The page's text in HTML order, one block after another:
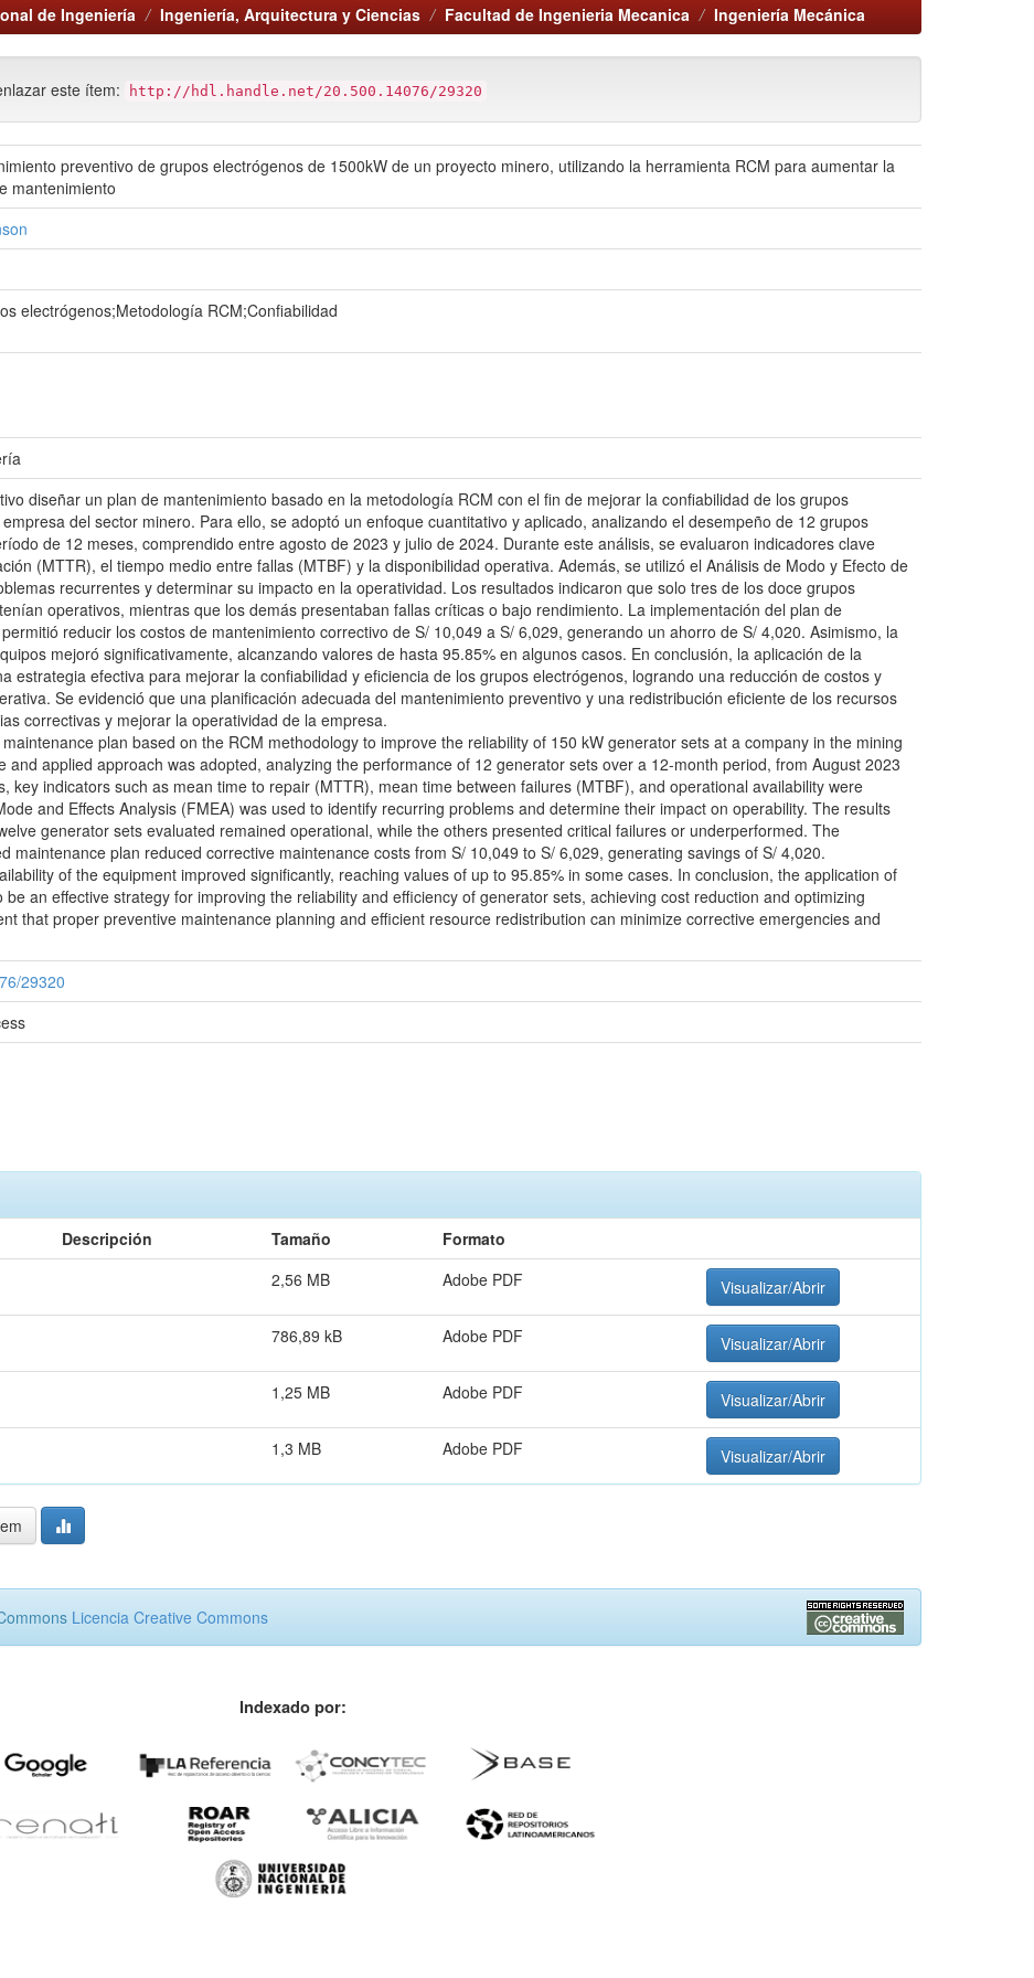
de Ingeniería Ingeniería, Arquitectura y Ciencias Facultad de Ingenieria Mecanica Ingeniería Mecánica
este ítem: http://hdl.handle.net/20.500.14076/29320
preventivo de grupos electrógenos de 1500kW de un proyecto minero, utilizando la herramienta RCM para aumentar la
mantenimiento
electrógenos;Metodología RCM;Confiabilidad
diseñar un plan de mantenimiento basado en la metodología RCM con el fin de mejorar la confiabilidad de los grupos
del sector minero. Para ello, se adoptó un enfoque cuantitativo y aplicado, analizando el desempeño de 12 grupos
de 12 meses, comprendido entre agosto de 2023 y julio de 2024. Durante este análisis, se evaluaron indicadores clave
(MTTR), el tiempo medio entre fallas (MTBF) y la disponibilidad operativa. Además, se utilizó el Análisis de Modo y Efecto de
recurrentes y determinar su impacto en la operatividad. Los resultados indicaron que solo tres de los doce grupos
operativos, mientras que los demás presentaban fallas críticas o bajo rendimiento. La implementación del plan de
reducir los costos de mantenimiento correctivo de S/ 10,049 a S/ 6,029, generando un ahorro de S/ 4,020. Asimismo, la
mejoró significativamente, alcanzando valores de hasta 95.85% en algunos casos. En conclusión, la aplicación de la
estrategia efectiva para mejorar la confiabilidad y eficiencia de los grupos electrógenos, logrando una reducción de costos y
Se evidenció que una planificación adecuada del mantenimiento preventivo y una redistribución eficiente de los recursos
correctivas y mejorar la operatividad de la empresa.
plan based on the RCM methodology to improve the reliability of 150 kW generator sets at a company in the mining
and applied approach was adopted, analyzing the performance of 12 generator sets over a 12-month period, from August 2023
key indicators such as mean time to repair (MTTR), mean time between failures (MTBF), and operational availability were
and Effects Analysis (FMEA) was used to identify recurring problems and determine their impact on operability. The results
generator sets evaluated remained operational, while the others presented critical failures or underperformed. The
maintenance plan reduced corrective maintenance costs from S/ 10,049 to S/ 6,029, generating savings of S/ 4,020.
of the equipment improved significantly, reaching values of up to 95.85% in some cases. In conclusion, the application of
an effective strategy for improving the reliability and efficiency of generator sets, achieving cost reduction and optimizing
that proper preventive maintenance planning and efficient resource redistribution can minimize corrective emergencies and
29320
Descripción Tamaño
Formato
2,56 MB Adobe PDF Visualizar/Abrir
786,89 kB Adobe PDF Visualizar/Abrir
1,25 MB Adobe PDF Visualizar/Abrir
1,3 MB Adobe PDF Visualizar/Abrir
Licencia Creative Commons
Indexado por: